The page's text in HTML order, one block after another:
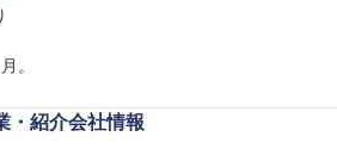
。
・紹介会社情報